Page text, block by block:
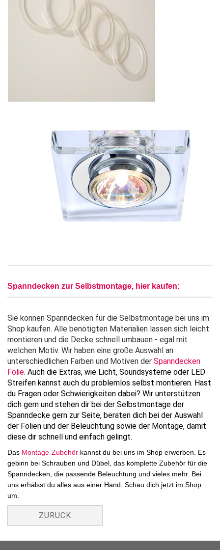
Spanndecken zur Selbstmontage, hier kaufen:
Sie können Spanndecken für die Selbstmontage bei uns im
Shop kaufen. Alle benötigten Materialien lassen sich leicht
montieren und die Decke schnell umbauen - egal mit
welchen Motiv. Wir haben eine große Auswahl an
unterschiedlichen Farben und Motiven der Spanndecken
Folie. Auch die Extras, wie Licht, Soundsysteme oder LED
Streifen kannst auch du problemlos selbst montieren. Hast
du Fragen oder Schwierigkeiten dabei? Wir unterstützen
dich gern und stehen dir bei der Selbstmontage der
Spanndecke gern zur Seite, beraten dich bei der Auswahl
der Folien und der Beleuchtung sowie der Montage, damit
diese dir schnell und einfach gelingt.
Das Montage-Zubehör kannst du bei uns im Shop erwerben. Es
gebinn bei Schrauben und Dübel, das komplette Zubehör für die
Spanndecken, die passende Beleuchtung und vieles mehr. Bei
uns erhälsst du alles aus einer Hand. Schau dich jetzt im Shop
um.
ZURÜCK